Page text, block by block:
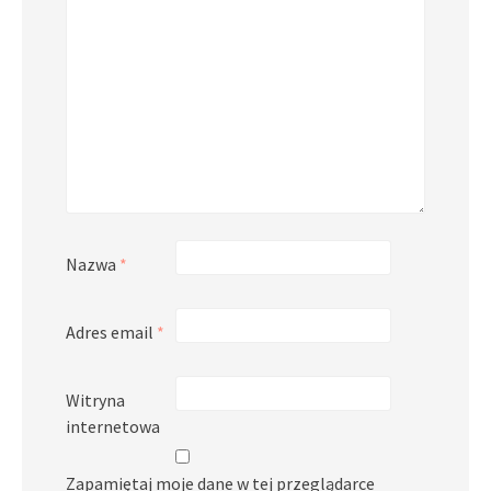
Nazwa *
Adres email *
Witryna
internetowa
Zapamiętaj moje dane w tej przeglądarce